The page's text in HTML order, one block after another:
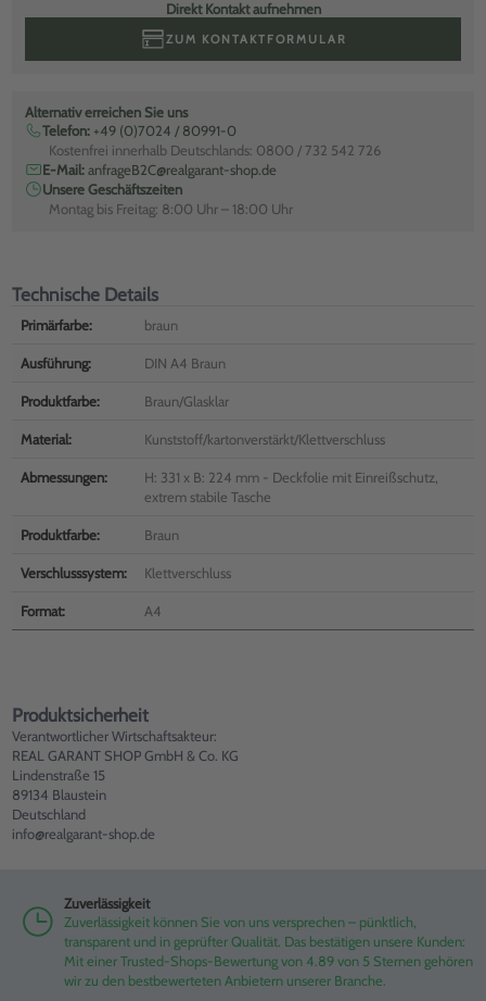
Direkt Kontakt aufnehmen
ZUM KONTAKTFORMULAR
Alternativ erreichen Sie uns
Telefon: +49 (0)7024 / 80991-0
Kostenfrei innerhalb Deutschlands: 0800 / 732 542 726
E-Mail:anfrageB2C@realgarant-shop.de
Unsere Geschäftszeiten
Montag bis Freitag: 8:00 Uhr – 18:00 Uhr
Technische Details
Primärfarbe: braun
Ausführung: DIN A4 Braun
Produktfarbe: Braun/Glasklar
Material: Kunststoff/kartonverstärkt/Klettverschluss
Abmessungen:
H: 331 x B: 224 mm - Deckfolie mit Einreißschutz,
extrem stabile Tasche
Produktfarbe: Braun
Verschlusssystem: Klettverschluss
Format: A4
Produktsicherheit
Verantwortlicher Wirtschaftsakteur:
REAL GARANT SHOP GmbH & Co. KG
Lindenstraße 15
89134 Blaustein
Deutschland
info@realgarant-shop.de
Zuverlässigkeit
Zuverlässigkeit können Sie von uns versprechen – pünktlich,
transparent und in geprüfter Qualität. Das bestätigen unsere Kunden:
Mit einer Trusted-Shops-Bewertung von 4.89 von 5 Sternen gehören
wir zu den bestbewerteten Anbietern unserer Branche.